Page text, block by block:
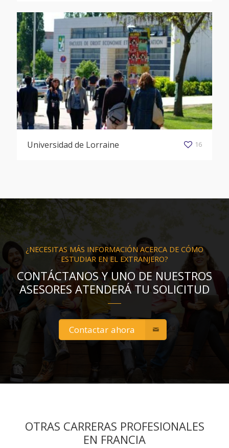
Universidad de Lorraine 16
¿NECESITAS MÁS INFORMACIÓN ACERCA DE CÓMO
ESTUDIAR EN EL EXTRANJERO?
CONTÁCTANOS Y UNO DE NUESTROS
ASESORES ATENDERÁ TU SOLICITUD
Contactar ahora
OTRAS CARRERAS PROFESIONALES
EN FRANCIA